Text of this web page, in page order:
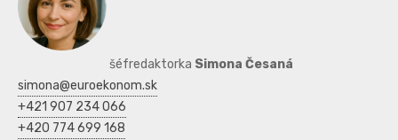
šéfredaktorka Simona Česaná
simona@euroekonom.sk
+421 907 234 066
+420 774 699 168